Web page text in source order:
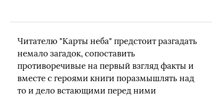
Читателю "Карты неба" предстоит разгадать
немало загадок, сопоставить
противоречивые на первый взгляд факты и
вместе с героями книги поразмышлять над
то и дело встающими перед ними